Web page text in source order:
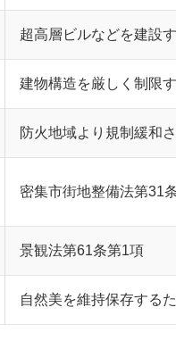
超高層ビルなどを建設
建物構造を厳しく制限
防火地域より規制緩和
密集市街地整備法第31
景観法第61条第1項
自然美を維持保存する